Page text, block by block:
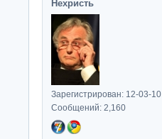
Нехристь
Зарегистрирован: 12-03-10
Сообщений: 2,160